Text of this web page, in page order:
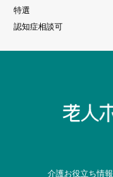
特選
認知症相談可
介護お役立ち情報